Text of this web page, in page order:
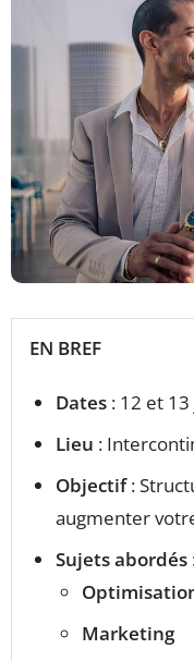
EN BREF
Dates : 12 et
Lieu :
Objectif:
augmenter
Sujets abordés
Marketing